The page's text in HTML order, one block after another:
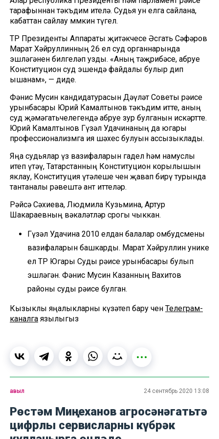
тарафыннан тәкъдим ителә. Судья ун елга сайлана,
кабаттан сайлау мөмкин түгел.
ТР Президенты Аппараты җитәкчесе Әсгать Сәфәров
Марат Хәйруллинның 26 ел суд органнарында
эшләгәнен билгеләп узды. «Аның тәҗрибәсе, абруе
Конституцион суд эшендә файдалы булыр дип
ышанам», — диде.
Фәнис Мусин кандидатурасын Дәүләт Советы рәисе
урынбасары Юрий Камалтынов тәкъдим итте, аның
суд җәмәгатьчелегендә абруе зур булганын искәртте.
Юрий Камалтынов Гүзәл Удачинаның да югары
профессионализмга ия шәхес булуын ассызыклады.
Яңа судьялар үз вазифаларын гадел һәм намуслы
итеп үтәү, Татарстанның Конституцион корылышын
яклау, Конституция үтәлеше өчен җавап бирү турында
тантаналы рәвештә ант иттеләр.
Рәйсә Сәхиева, Людмила Кузьмина, Артур
Шакараевның вәкаләтләр срогы чыккан.
Гүзәл Удачина 2010 елдан балалар омбудсмены
вазифаларын башкарды. Марат Хәйруллин унике
ел ТР Югары Суды рәисе урынбасары булып
эшләгән. Фәнис Мусин Казанның Вахитов
районы суды рәисе булган.
Кызыклы яңалыкларны күзәтеп бару өчен Телеграм-
каналга язылыгыз
авыл 24 сентябрь 2020 13:08
Рөстәм Миңнеханов агросәнәгатьтә
цифрлы сервисларны күбрәк